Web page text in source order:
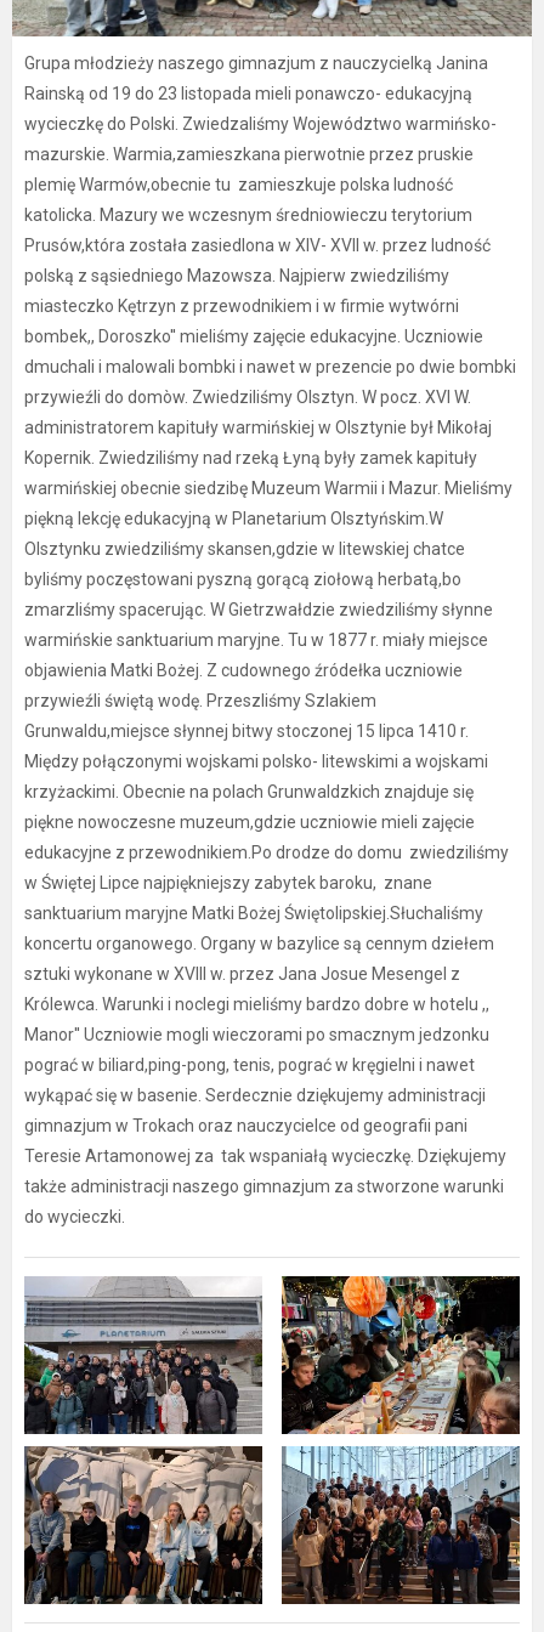
Grupa młodzieży naszego gimnazjum z nauczycielką Janina
Rainską od 19 do 23 listopada mieli ponawczo- edukacyjną
wycieczkę do Polski. Zwiedzaliśmy Województwo warmińsko-
mazurskie. Warmia,zamieszkana pierwotnie przez pruskie
plemię Warmów,obecnie tu zamieszkuje polska ludność
katolicka. Mazury we wczesnym średniowieczu terytorium
Prusów,która została zasiedlona w XIV- XVII w. przez ludność
polską z sąsiedniego Mazowsza. Najpierw zwiedziliśmy
miasteczko Kętrzyn z przewodnikiem i w firmie wytwórni
bombek,, Doroszko'' mieliśmy zajęcie edukacyjne. Uczniowie
dmuchali i malowali bombki i nawet w prezencie po dwie bombki
przywieźli do domòw. Zwiedziliśmy Olsztyn. W pocz. XVI W.
administratorem kapituły warmińskiej w Olsztynie był Mikołaj
Kopernik. Zwiedziliśmy nad rzeką Łyną były zamek kapituły
warmińskiej obecnie siedzibę Muzeum Warmii i Mazur. Mieliśmy
piękną lekcję edukacyjną w Planetarium Olsztyńskim.W
Olsztynku zwiedziliśmy skansen,gdzie w litewskiej chatce
byliśmy poczęstowani pyszną gorącą ziołową herbatą,bo
zmarzliśmy spacerując. W Gietrzwałdzie zwiedziliśmy słynne
warmińskie sanktuarium maryjne. Tu w 1877 r. miały miejsce
objawienia Matki Bożej. Z cudownego źródełka uczniowie
przywieźli świętą wodę. Przeszliśmy Szlakiem
Grunwaldu,miejsce słynnej bitwy stoczonej 15 lipca 1410 r.
Między połączonymi wojskami polsko- litewskimi a wojskami
krzyżackimi. Obecnie na polach Grunwaldzkich znajduje się
piękne nowoczesne muzeum,gdzie uczniowie mieli zajęcie
edukacyjne z przewodnikiem.Po drodze do domu zwiedziliśmy
w Świętej Lipce najpiękniejszy zabytek baroku, znane
sanktuarium maryjne Matki Bożej Świętolipskiej.Słuchaliśmy
koncertu organowego. Organy w bazylice są cennym dziełem
sztuki wykonane w XVIII w. przez Jana Josue Mesengel z
Królewca. Warunki i noclegi mieliśmy bardzo dobre w hotelu ,,
Manor'' Uczniowie mogli wieczorami po smacznym jedzonku
pograć w biliard,ping-pong, tenis, pograć w kręgielni i nawet
wykąpać się w basenie. Serdecznie dziękujemy administracji
gimnazjum w Trokach oraz nauczycielce od geografii pani
Teresie Artamonowej za tak wspaniałą wycieczkę. Dziękujemy
także administracji naszego gimnazjum za stworzone warunki
do wycieczki.